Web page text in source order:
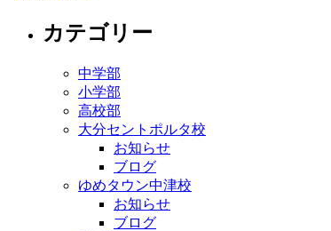
カテゴリー
中学部
小学部
高校部
大分セントポルタ校
お知らせ
ブログ
ゆめタウン中津校
お知らせ
ブログ